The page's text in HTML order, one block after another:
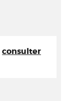
consulter